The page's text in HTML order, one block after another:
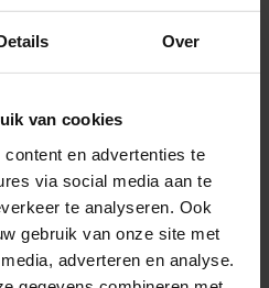
Over
van cookies
en advertenties te
via social media aan te
te analyseren. Ook
gebruik van onze site met
adverteren en analyse.
je vacature en de kans
organisatie ontdekt.